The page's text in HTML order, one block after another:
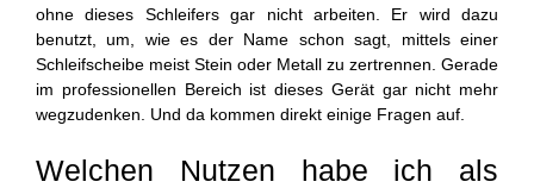
ohne dieses Schleifers gar nicht arbeiten. Er wird dazu
benutzt, um, wie es der Name schon sagt, mittels einer
Schleifscheibe meist Stein oder Metall zu zertrennen. Gerade
im professionellen Bereich ist dieses Gerät gar nicht mehr
wegzudenken. Und da kommen direkt einige Fragen auf.
Welchen Nutzen habe ich als